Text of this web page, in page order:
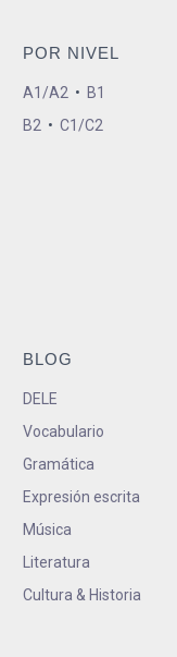
POR NIVEL
A1/A2 • B1
B2 • C1/C2
BLOG
DELE
Vocabulario
Gramática
Expresión escrita
Música
Literatura
Cultura & Historia